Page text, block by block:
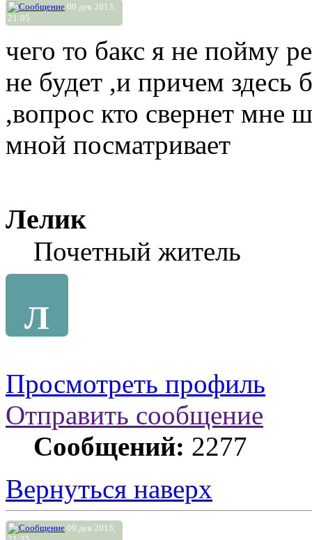
09 дек 2013,
21:05
чего то бакс я не пойму
не будет ,и причем здесь
,вопрос кто свернет мне
мной посматривает
Лелик
Почетный житель
Л
Просмотреть профиль
Отправить сообщение
Сообщений: 2277
Вернуться наверх
09 дек 2013,